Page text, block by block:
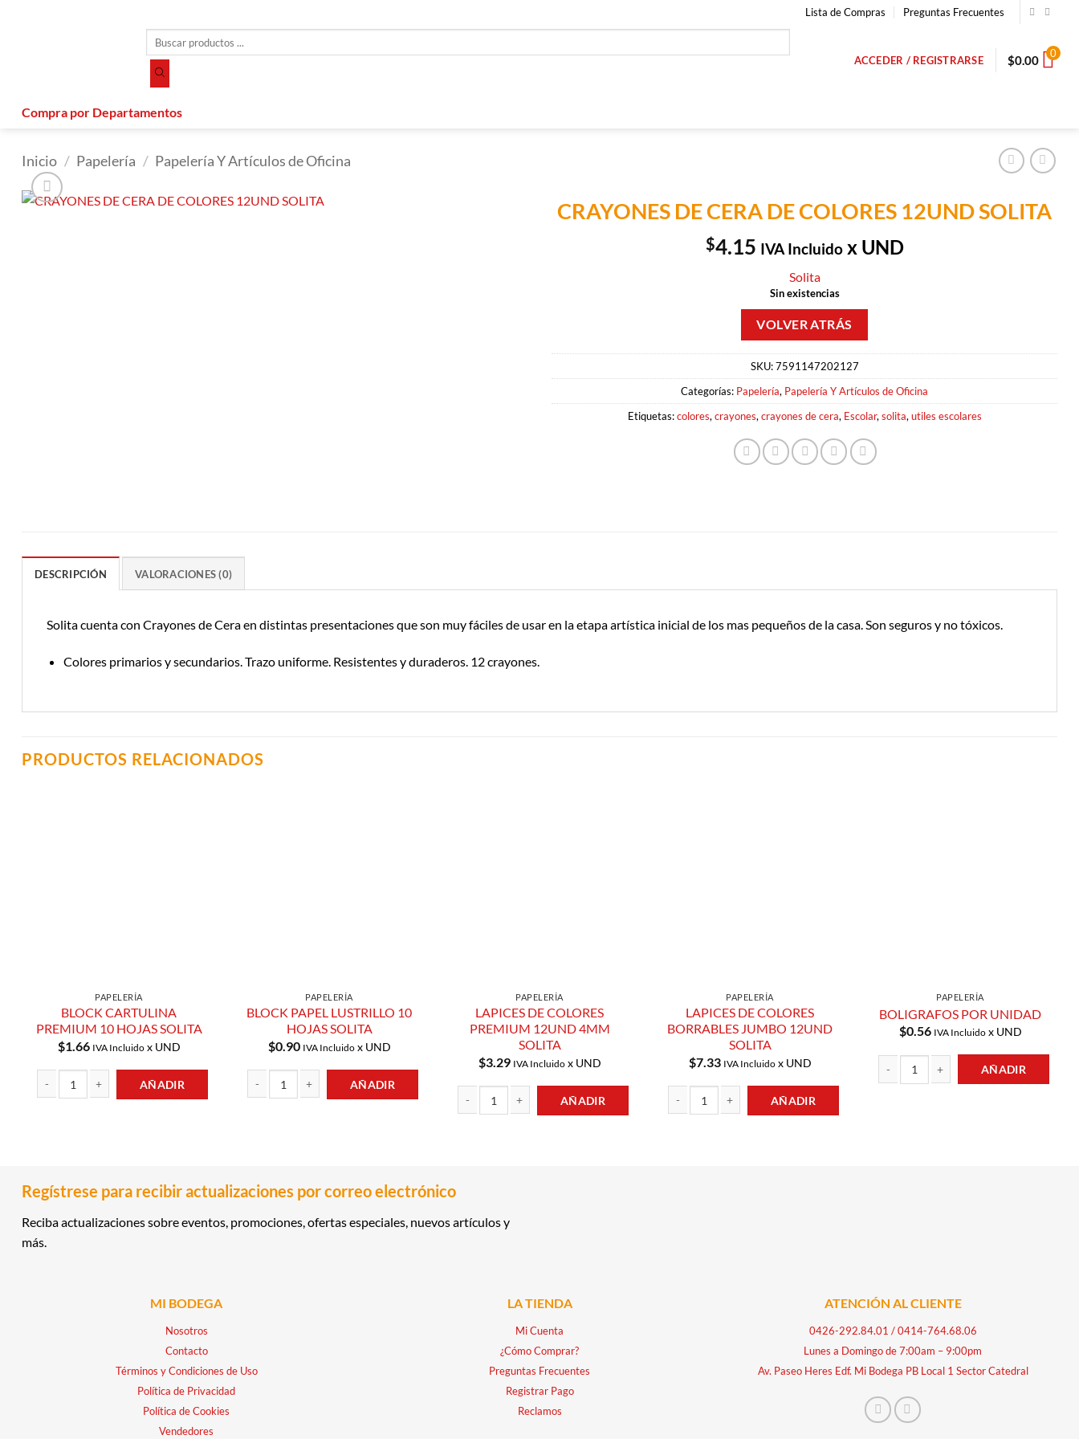
Lista de Compras Preguntas Frecuentes
productos
ACCEDER / REGISTRARSE $0.00 0
Compra por Departamentos
Inicio / Papelería / Papelería Y Artículos de Oficina
CRAYONES DE CERA DE COLORES 12UND SOLITA
$4.15 IVA Incluidox UND
Solita
Sin existencias
SKU:7591147202127
Categorías: Papelería, Papelería Y Artículos de Oficina
Etiquetas:colores, crayones, crayones de cera, Escolar, solita, utiles escolares
DESCRIPCIÓN VALORACIONES (0)
Solita cuenta con Crayones de Cera en distintas presentaciones que son muy fáciles de usar en la etapa artística inicial de los mas pequeños de la casa. Son seguros y no tóxicos.
Colores primarios y secundarios. Trazo uniforme. Resistentes y duraderos. 12 crayones.
PRODUCTOS RELACIONADOS
PAPELERÍA
BLOCK CARTULINA
PREMIUM 10 HOJAS SOLITA
$1.66 IVA Incluidox UND
AÑADIR
PAPELERÍA
BLOCK PAPEL LUSTRILLO 10
HOJAS SOLITA
$0.90 IVA Incluidox UND
BLOCK PAPEL LUSTRILLO 10 HOJAS SOLITA cantidad
AÑADIR
PAPELERÍA
LAPICES DE COLORES
PREMIUM 12UND 4MM
SOLITA
$3.29 IVA Incluidox UND
AÑADIR
PAPELERÍA
LAPICES DE COLORES
BORRABLES JUMBO 12UND
SOLITA
$7.33 IVA Incluidox UND
AÑADIR
PAPELERÍA
BOLIGRAFOS POR UNIDAD
$0.56 IVA Incluidox UND
AÑADIR
Regístrese para recibir actualizaciones por correo electrónico
Reciba actualizaciones sobre eventos, promociones, ofertas especiales, nuevos artículos y
más.
MI BODEGA
Nosotros
Contacto
Términos y Condiciones de Uso
Política de Privacidad
Política de Cookies
Vendedores
LA TIENDA
Mi Cuenta
¿Cómo Comprar?
Preguntas Frecuentes
Registrar Pago
Reclamos
ATENCIÓN AL CLIENTE
0426-292.84.01 /0414-764.68.06
Lunes a Domingo de 7:00am – 9:00pm
Av. Paseo Heres Edf. Mi Bodega PB Local 1 Sector Catedral